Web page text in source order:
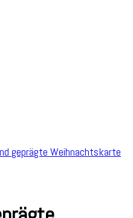
geprägte Weihnachtskarte